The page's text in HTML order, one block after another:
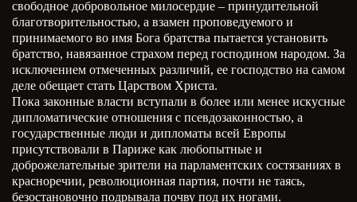
свободное добровольное милосердие – принудительной
благотворительностью, а взамен проповедуемого и
принимаемого во имя Бога братства пытается установить
братство, навязанное страхом перед господином народом. За
исключением отмеченных различий, ее господство на самом
деле обещает стать Царством Христа.
Пока законные власти вступали в более или менее искусные
дипломатические отношения с псевдозаконностью, а
государственные люди и дипломаты всей Европы
присутствовали в Париже как любопытные и
доброжелательные зрители на парламентских состязаниях в
красноречии, революционная партия, почти не таясь,
безостановочно подрывала почву под их ногами.